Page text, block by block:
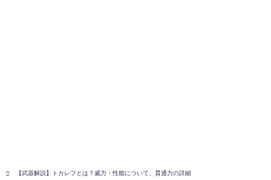
【武器解説】トカレフとは？威力・性能について、貫通力の詳細